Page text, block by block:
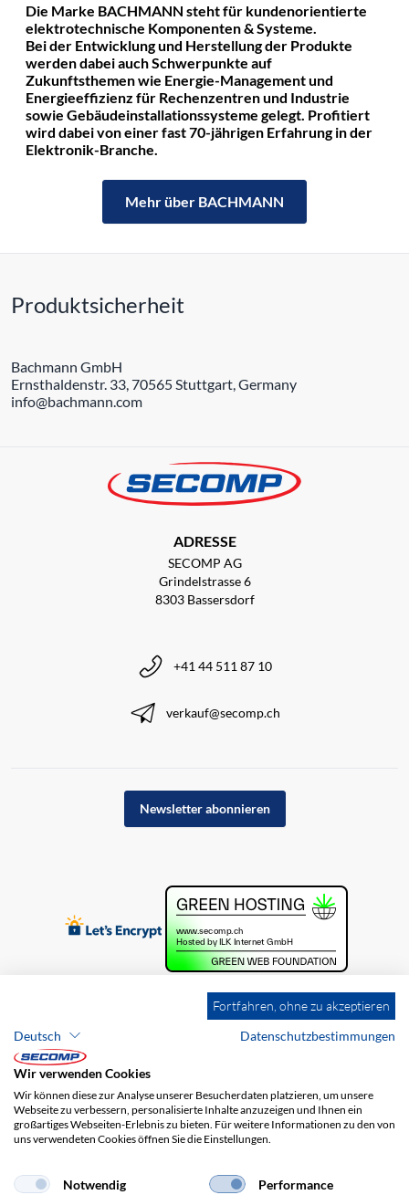
Die Marke BACHMANN steht für kundenorientierte
elektrotechnische Komponenten & Systeme.
Bei der Entwicklung und Herstellung der Produkte
werden dabei auch Schwerpunkte auf
Zukunftsthemen wie Energie-Management und
Energieeffizienz für Rechenzentren und Industrie
sowie Gebäudeinstallationssysteme gelegt. Profitiert
wird dabei von einer fast 70-jährigen Erfahrung in der
Elektronik-Branche.
Mehr über BACHMANN
Produktsicherheit
Bachmann GmbH
Ernsthaldenstr. 33, 70565 Stuttgart, Germany
info@bachmann.com
ADRESSE
SECOMP AG
Grindelstrasse 6
8303 Bassersdorf
+41 44 511 87 10
verkauf@secomp.ch
Newsletter abonnieren
Brands Impressum
AGB
Haftungsausschluss
Versandkosten
Fortfahren, ohne zu akzeptieren
Deutsch
Datenschutzbestimmungen
Wir verwenden Cookies
Wir können diese zur Analyse unserer Besucherdaten platzieren, um unsere
Webseite zu verbessern, personalisierte Inhalte anzuzeigen und Ihnen ein
großartiges Webseiten-Erlebnis zu bieten. Für weitere Informationen zu den von
uns verwendeten Cookies öffnen Sie die Einstellungen.
Notwendig Performance